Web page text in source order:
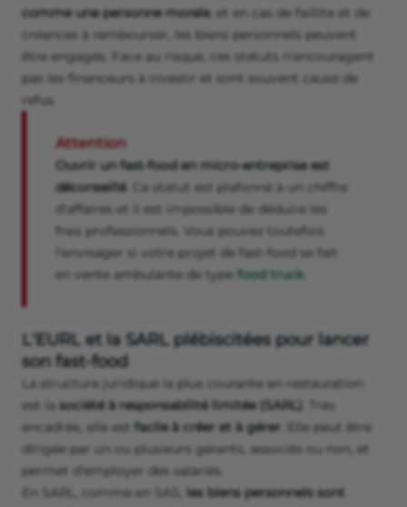
comme une personne morale, et en cas de faillite et de
créances à rembourser, les biens personnels peuvent
être engagés. Face au risque, ces statuts n'encouragent
pas les financeurs à investir et sont souvent cause de
refus.
Attention
Ouvrir un fast-food en micro-entreprise est
déconseillé. Ce statut est plafonné à un chiffre
d'affaires et il est impossible de déduire les
frais professionnels. Vous pouvez toutefois
l'envisager si votre projet de fast-food se fait
en vente ambulante de type food truck
L'EURL et la SARL plébiscitées pour lancer
son fast-food
La structure juridique la plus courante en restauration
est la société à responsabilité limitée (SARL)
. Très
encadrée, elle est facile à créer et à gérer . Elle peut être
dirigée par un ou plusieurs gérants, associés ou non, et
permet d'employer des salariés.
En SARL, comme en SAS,
les biens personnels sont